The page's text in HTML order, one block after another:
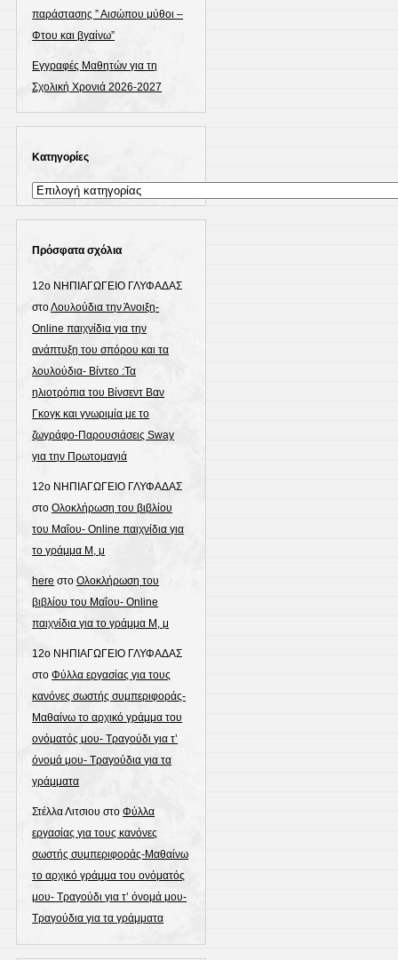
παράστασης ” Αισώπου μύθοι –
Φτου και βγαίνω”
Εγγραφές Μαθητών για τη
Σχολική Χρονιά 2026-2027
Kατηγορίες
Kατηγορίες
Πρόσφατα σχόλια
12ο ΝΗΠΙΑΓΩΓΕΙΟ ΓΛΥΦΑΔΑΣ
στοΛουλούδια την Άνοιξη-
Online παιχνίδια για την
ανάπτυξη του σπόρου και τα
λουλούδια- Βίντεο :Τα
ηλιοτρόπια του Βίνσεντ Βαν
Γκογκ και γνωριμία με το
ζωγράφο-Παρουσιάσεις Sway
για την Πρωτομαγιά
12ο ΝΗΠΙΑΓΩΓΕΙΟ ΓΛΥΦΑΔΑΣ
στοΟλοκλήρωση του βιβλίου
του Μαΐου- Online παιχνίδια για
το γράμμα Μ, μ
here στοΟλοκλήρωση του
βιβλίου του Μαΐου- Online
παιχνίδια για το γράμμα Μ, μ
12ο ΝΗΠΙΑΓΩΓΕΙΟ ΓΛΥΦΑΔΑΣ
στοΦύλλα εργασίας για τους
κανόνες σωστής συμπεριφοράς-
Μαθαίνω το αρχικό γράμμα του
ονόματός μου- Τραγούδι για τ’
όνομά μου- Τραγούδια για τα
γράμματα
Στέλλα Λιτσιου στοΦύλλα
εργασίας για τους κανόνες
σωστής συμπεριφοράς-Μαθαίνω
το αρχικό γράμμα του ονόματός
μου- Τραγούδι για τ’ όνομά μου-
Τραγούδια για τα γράμματα